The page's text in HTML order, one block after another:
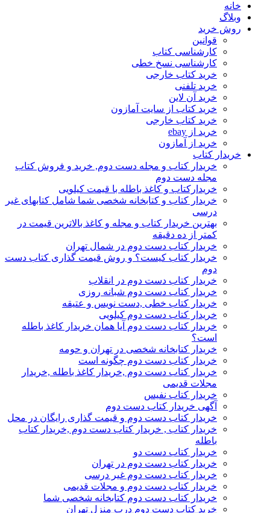
خانه
وبلاگ
روش خرید
قوانین
کارشناسی کتاب
کارشناسی نسخ خطی
خرید کتاب خارجی
خرید تلفنی
خرید آن لاین
خرید کتاب از سایت آمازون
خرید کتاب خارجی
خرید از ebay
خرید از آمازون
خریدار کتاب
خریدار کتاب و مجله دست دوم, خرید و فروش کتاب
مجله دست دوم
خریدارکتاب و کاغذ باطله با قیمت کیلویی
خریدار کتاب و کتابخانه شخصی شما شامل کتابهای غیر
درسی
بهترین خریدار کتاب و مجله و کاغذ بالاترین قیمت در
کمتر از ده دقیقه
خریدار کتاب دست دوم در شمال تهران
خریدار کتاب کیست؟ و روش قیمت گذاری کتاب دست
دوم
خریدار کتاب دست دوم در انقلاب
خریدار کتاب دست دوم شبانه روزی
خریدار کتاب خطی ,دست نویس و عتیقه
خریدار کتاب دست دوم کیلویی
خریدار کتاب دست دوم آیا همان خریدار کاغذ باطله
است؟
خریدار کتابخانه شخصی در تهران و حومه
خریدار کتاب دست دوم چگونه است
خریدار کتاب دست دوم ,خریدار کاغذ باطله ,خریدار
مجلات قدیمی
خریدار کتاب نفیس
آگهی خریدار کتاب دست دوم
خریدار کتاب دست دوم و قیمت گذاری رایگان در محل
خریدار کتاب , خریدار کتاب دست دوم ,خریدار کتاب
باطله
خریدار کتاب دست دو
خریدار کتاب دست دوم در تهران
خریدار کتاب دست دوم غیر درسی
خریدار کتاب دست دوم و مجلات قدیمی
خریدار کتاب دست دوم کتابخانه شخصی شما
خرید کتاب دست دوم درب منزل تهران